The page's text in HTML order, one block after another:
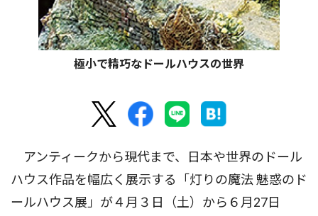
極小で精巧なドールハウスの世界
アンティークから現代まで、日本や世界のドール
ハウス作品を幅広く展示する「灯りの魔法 魅惑のド
ールハウス展」が４月３日（土）から６月27日